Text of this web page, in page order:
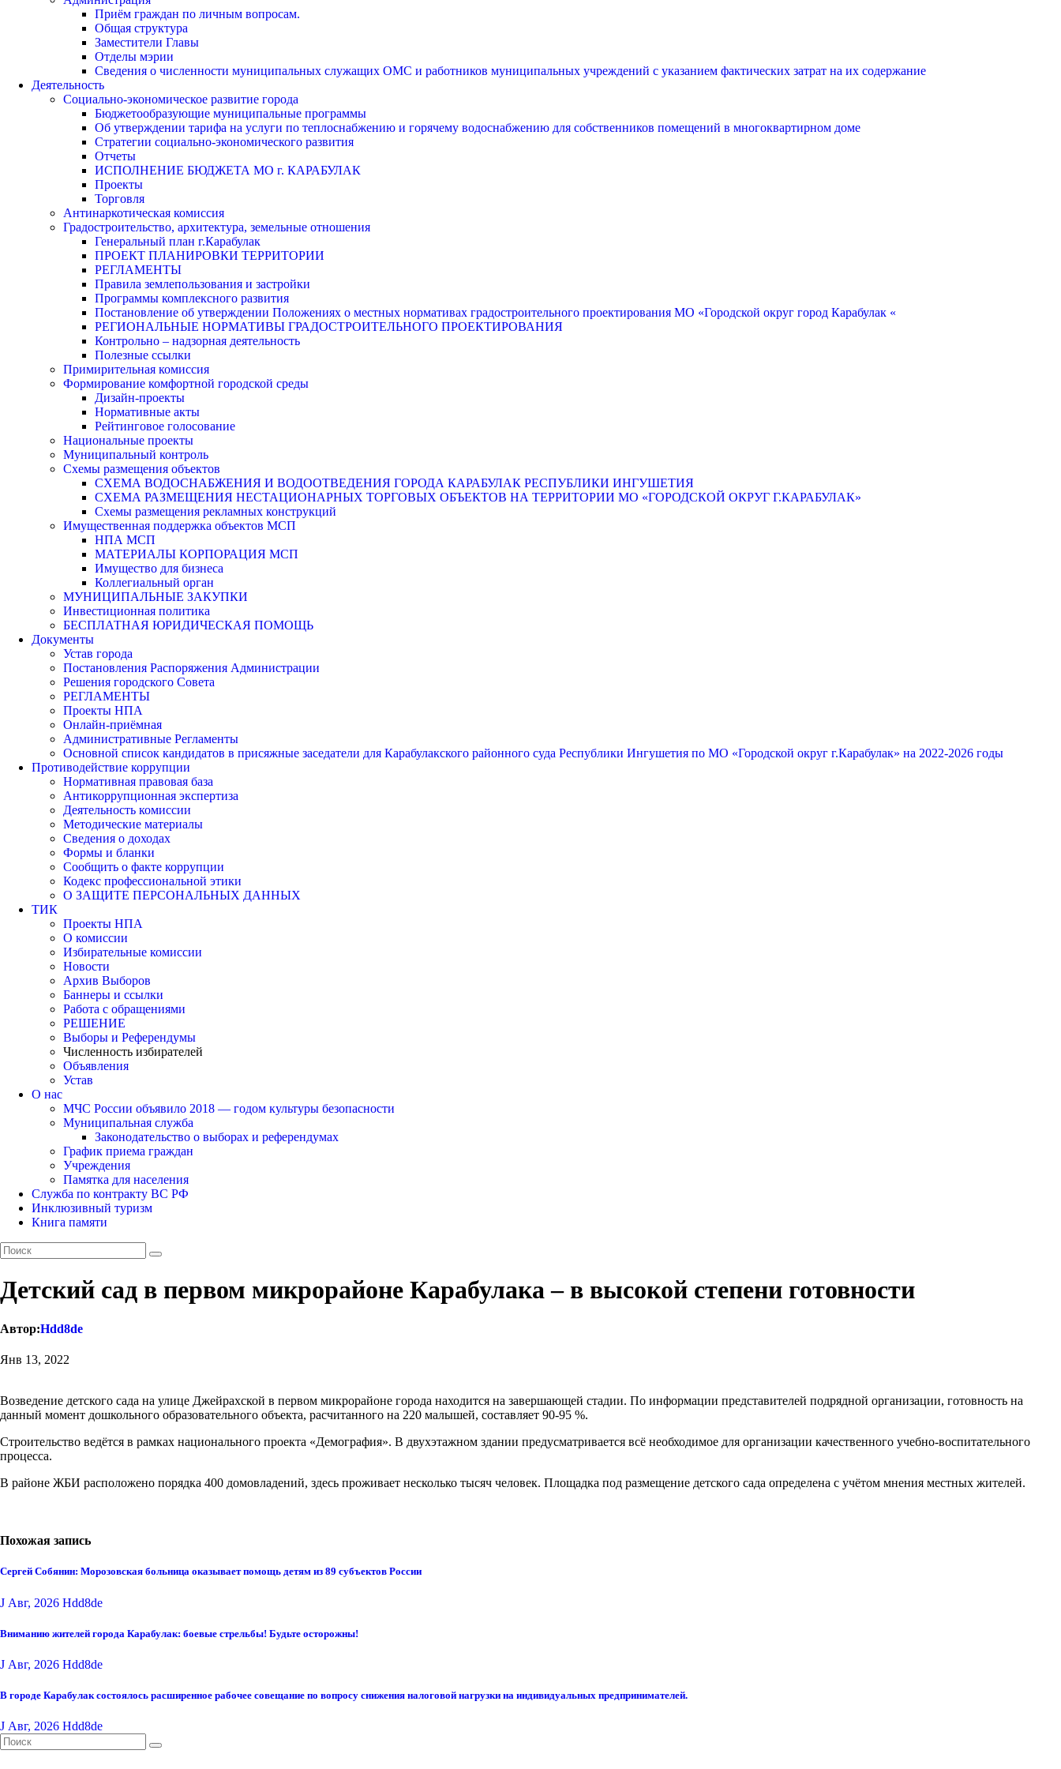
Приём граждан по личным вопросам.
Общая структура
Заместители Главы
Отделы мэрии
Сведения о численности муниципальных служащих ОМС и работников муниципальных учреждений с указанием фактических затрат на их содержание
Деятельность
Социально-экономическое развитие города
Бюджетообразующие муниципальные программы
Об утверждении тарифа на услуги по теплоснабжению и горячему водоснабжению для собственников помещений в многоквартирном доме
Стратегии социально-экономического развития
Отчеты
ИСПОЛНЕНИЕ БЮДЖЕТА МО г. КАРАБУЛАК
Проекты
Торговля
Антинаркотическая комиссия
Градостроительство, архитектура, земельные отношения
Генеральный план г.Карабулак
ПРОЕКТ ПЛАНИРОВКИ ТЕРРИТОРИИ
РЕГЛАМЕНТЫ
Правила землепользования и застройки
Программы комплексного развития
Постановление об утверждении Положениях о местных нормативах градостроительного проектирования МО «Городской округ город Карабулак «
РЕГИОНАЛЬНЫЕ НОРМАТИВЫ ГРАДОСТРОИТЕЛЬНОГО ПРОЕКТИРОВАНИЯ
Контрольно – надзорная деятельность
Полезные ссылки
Примирительная комиссия
Формирование комфортной городской среды
Дизайн-проекты
Нормативные акты
Рейтинговое голосование
Национальные проекты
Муниципальный контроль
Схемы размещения объектов
СХЕМА ВОДОСНАБЖЕНИЯ И ВОДООТВЕДЕНИЯ ГОРОДА КАРАБУЛАК РЕСПУБЛИКИ ИНГУШЕТИЯ
СХЕМА РАЗМЕЩЕНИЯ НЕСТАЦИОНАРНЫХ ТОРГОВЫХ ОБЪЕКТОВ НА ТЕРРИТОРИИ МО «ГОРОДСКОЙ ОКРУГ Г.КАРАБУЛАК»
Схемы размещения рекламных конструкций
Имущественная поддержка объектов МСП
НПА МСП
МАТЕРИАЛЫ КОРПОРАЦИЯ МСП
Имущество для бизнеса
Коллегиальный орган
МУНИЦИПАЛЬНЫЕ ЗАКУПКИ
Инвестиционная политика
БЕСПЛАТНАЯ ЮРИДИЧЕСКАЯ ПОМОЩЬ
Документы
Устав города
Постановления Распоряжения Администрации
Решения городского Совета
РЕГЛАМЕНТЫ
Проекты НПА
Онлайн-приёмная
Административные Регламенты
Основной список кандидатов в присяжные заседатели для Карабулакского районного суда Республики Ингушетия по МО «Городской округ г.Карабулак» на 2022-2026 годы
Противодействие коррупции
Нормативная правовая база
Антикоррупционная экспертиза
Деятельность комиссии
Методические материалы
Сведения о доходах
Формы и бланки
Сообщить о факте коррупции
Кодекс профессиональной этики
О ЗАЩИТЕ ПЕРСОНАЛЬНЫХ ДАННЫХ
ТИК
Проекты НПА
О комиссии
Избирательные комиссии
Новости
Архив Выборов
Баннеры и ссылки
Работа с обращениями
РЕШЕНИЕ
Выборы и Референдумы
Численность избирателей
Объявления
Устав
О нас
МЧС России объявило 2018 — годом культуры безопасности
Муниципальная служба
Законодательство о выборах и референдумах
График приема граждан
Учреждения
Памятка для населения
Служба по контракту ВС РФ
Инклюзивный туризм
Книга памяти
Детский сад в первом микрорайоне Карабулака – в высокой степени готовности
Автор:Hdd8de
Янв 13, 2022
Возведение детского сада на улице Джейрахской в первом микрорайоне города находится на завершающей стадии. По информации представителей подрядной организации, готовность на
данный момент дошкольного образовательного объекта, расчитанного на 220 малышей, составляет 90-95 %.
Строительство ведётся в рамках национального проекта «Демография». В двухэтажном здании предусматривается всё необходимое для организации качественного учебно-воспитательного
процесса.
В районе ЖБИ расположено порядка 400 домовладений, здесь проживает несколько тысяч человек. Площадка под размещение детского сада определена с учётом мнения местных жителей.
Похожая запись
Сергей Собянин: Морозовская больница оказывает помощь детям из 89 субъектов России
J Авг, 2026 Hdd8de
Вниманию жителей города Карабулак: боевые стрельбы! Будьте осторожны!
J Авг, 2026 Hdd8de
В городе Карабулак состоялось расширенное рабочее совещание по вопросу снижения налоговой нагрузки на индивидуальных предпринимателей.
J Авг, 2026 Hdd8de